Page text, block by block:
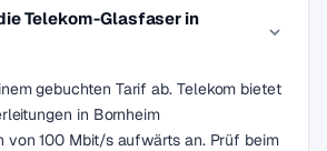
Telekom-Glasfaser in
gebuchten Tarif ab. Telekom bietet
in Bornheim
von 100 Mbit/s aufwärts an. Prüf beim